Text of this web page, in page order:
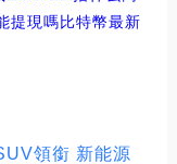
提現嗎比特幣最新
領銜 新能源